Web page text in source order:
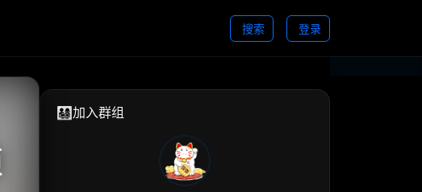
搜索 登录
👨‍👩‍👧‍👦加入群组